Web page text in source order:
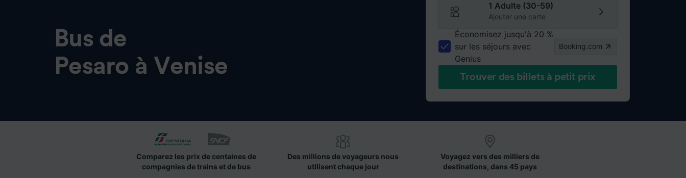
Bus de
Pesaro à Venise
1 Adulte (30-59)
Ajouter une carte
Économisez jusqu'à 20 %
sur les séjours avec
Genius
Booking.com
Trouver des billets à petit prix
Comparez les prix de centaines de
compagnies de trains et de bus
Des millions de voyageurs nous
utilisent chaque jour
Voyagez vers des milliers de
destinations, dans 45 pays